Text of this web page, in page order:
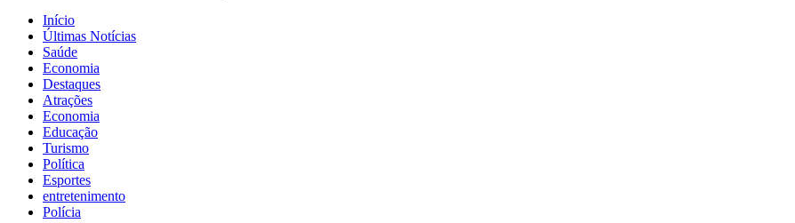
Início
Últimas Notícias
Saúde
Economia
Destaques
Atrações
Economia
Educação
Turismo
Política
Esportes
entretenimento
Polícia